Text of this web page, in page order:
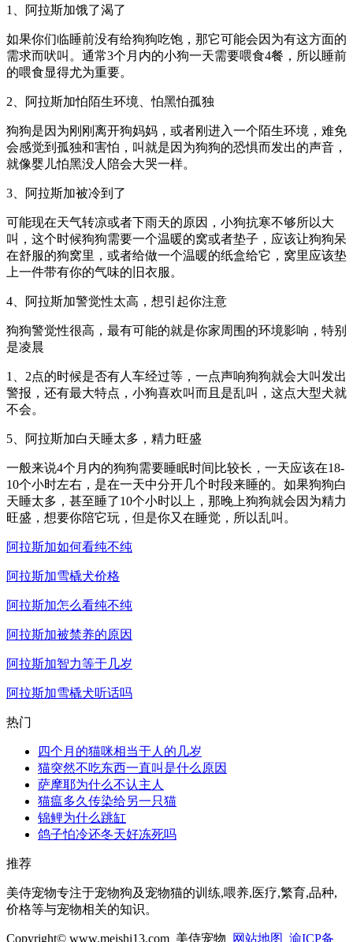
1、阿拉斯加饿了渴了
如果你们临睡前没有给狗狗吃饱，那它可能会因为有这方面的
需求而吠叫。通常3个月内的小狗一天需要喂食4餐，所以睡前
的喂食显得尤为重要。
2、阿拉斯加怕陌生环境、怕黑怕孤独
狗狗是因为刚刚离开狗妈妈，或者刚进入一个陌生环境，难免
会感觉到孤独和害怕，叫就是因为狗狗的恐惧而发出的声音，
就像婴儿怕黑没人陪会大哭一样。
3、阿拉斯加被冷到了
可能现在天气转凉或者下雨天的原因，小狗抗寒不够所以大
叫，这个时候狗狗需要一个温暖的窝或者垫子，应该让狗狗呆
在舒服的狗窝里，或者给做一个温暖的纸盒给它，窝里应该垫
上一件带有你的气味的旧衣服。
4、阿拉斯加警觉性太高，想引起你注意
狗狗警觉性很高，最有可能的就是你家周围的环境影响，特别
是凌晨
1、2点的时候是否有人车经过等，一点声响狗狗就会大叫发出
警报，还有最大特点，小狗喜欢叫而且是乱叫，这点大型犬就
不会。
5、阿拉斯加白天睡太多，精力旺盛
一般来说4个月内的狗狗需要睡眠时间比较长，一天应该在18-
10个小时左右，是在一天中分开几个时段来睡的。如果狗狗白
天睡太多，甚至睡了10个小时以上，那晚上狗狗就会因为精力
旺盛，想要你陪它玩，但是你又在睡觉，所以乱叫。
阿拉斯加如何看纯不纯
阿拉斯加雪橇犬价格
阿拉斯加怎么看纯不纯
阿拉斯加被禁养的原因
阿拉斯加智力等于几岁
阿拉斯加雪橇犬听话吗
热门
四个月的猫咪相当于人的几岁
猫突然不吃东西一直叫是什么原因
萨摩耶为什么不认主人
猫瘟多久传染给另一只猫
锦鲤为什么跳缸
鸽子怕冷还冬天好冻死吗
推荐
美侍宠物专注于宠物狗及宠物猫的训练,喂养,医疗,繁育,品种,
价格等与宠物相关的知识。
Copyright© www.meishi13.com 美侍宠物 网站地图 渝ICP备